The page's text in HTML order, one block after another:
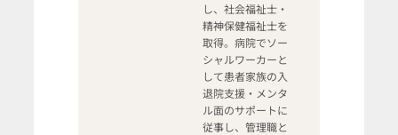
し、社会福祉士・
精神保健福祉士を
取得。病院でソー
シャルワーカーと
して患者家族の入
退院支援・メンタ
ル面のサポートに
従事し、管理職と